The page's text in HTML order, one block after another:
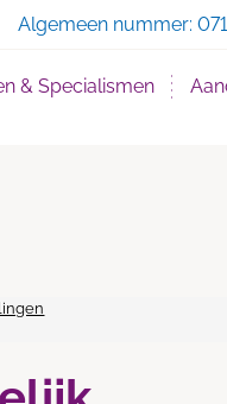
Algemeen nummer:
& Specialismen